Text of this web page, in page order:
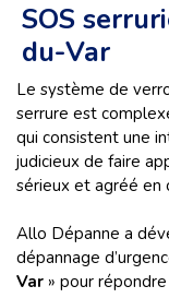
SOS
du-Var
Le système de
serrure est
qui consistent une
judicieux de faire
sérieux et agréé en
Allo Dépanne a
dépannage
Var » pour